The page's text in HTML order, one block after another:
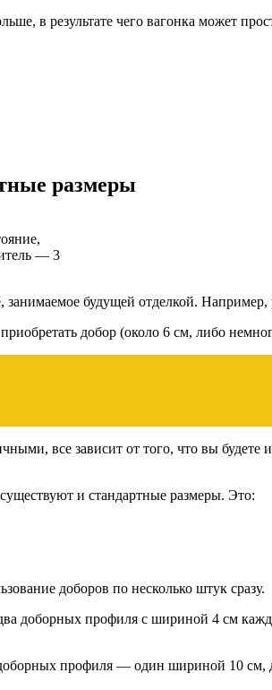
в результате чего вагонка может
размеры
— 3
будущей отделкой.
добор (около 6 см, либо
все зависит от того, что вы будете
и стандартные размеры. Это:
доборов по несколько штук сразу.
доборных профиля с шириной 4 см
профиля — один шириной 10